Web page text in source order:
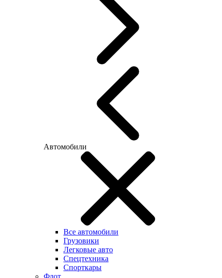
Автомобили
Все автомобили
Грузовики
Легковые авто
Спецтехника
Спорткары
Флот